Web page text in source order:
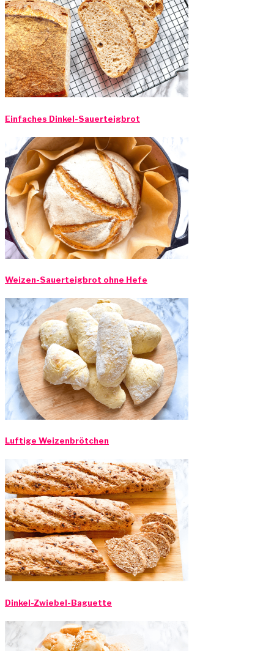
Einfaches Dinkel-Sauerteigbrot
Weizen-Sauerteigbrot ohne Hefe
Luftige Weizenbrötchen
Dinkel-Zwiebel-Baguette